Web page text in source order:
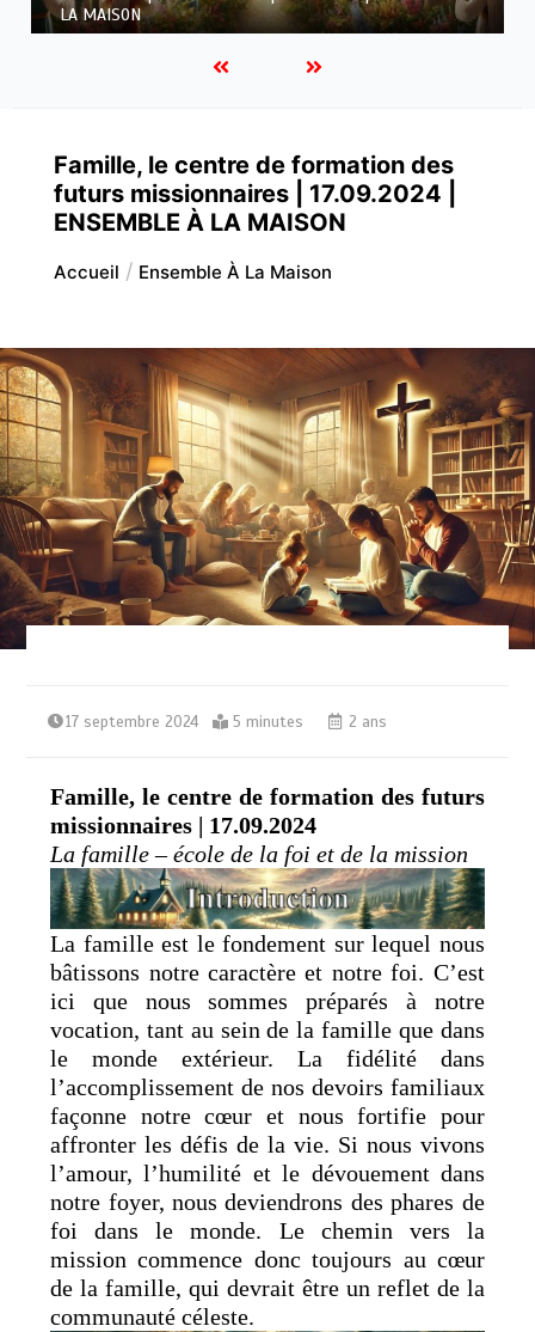
À LA MAISON
Famille, le centre de formation des
futurs missionnaires | 17.09.2024 |
ENSEMBLE À LA MAISON
Accueil Ensemble À La Maison
17 septembre 2024 5 minutes 2 ans
Famille, le centre de formation des futurs
missionnaires | 17.09.2024
La famille – école de la foi et de la mission
La famille est le fondement sur lequel nous
bâtissons notre caractère et notre foi. C’est
ici que nous sommes préparés à notre
vocation, tant au sein de la famille que dans
le monde extérieur. La fidélité dans
l’accomplissement de nos devoirs familiaux
façonne notre cœur et nous fortifie pour
affronter les défis de la vie. Si nous vivons
l’amour, l’humilité et le dévouement dans
notre foyer, nous deviendrons des phares de
foi dans le monde. Le chemin vers la
mission commence donc toujours au cœur
de la famille, qui devrait être un reflet de la
communauté céleste.